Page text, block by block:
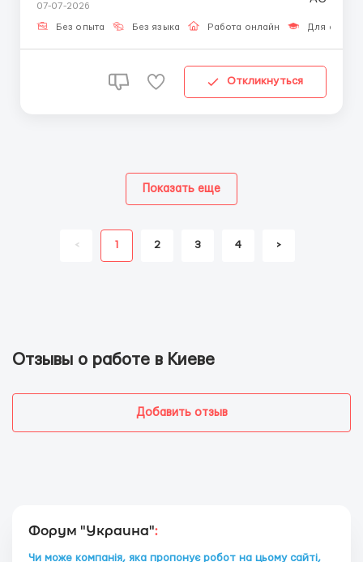
адміна та команди • Стабільний графік у зручні
зміни: 23...
07-07-2026
Без опыта Без языка Работа онлайн Для
Откликнуться
< 1 2 3 4 >
Показать еще
Отзывы о работе в Киеве
Добавить отзыв
Форум "Украина":
Чи може компанія, яка пропонує робот на цьому сайті,